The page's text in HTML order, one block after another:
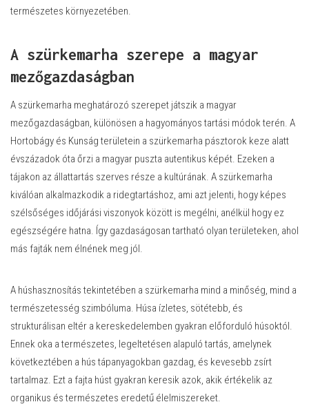
természetes környezetében.
A szürkemarha szerepe a magyar
mezőgazdaságban
A szürkemarha meghatározó szerepet játszik a magyar
mezőgazdaságban, különösen a hagyományos tartási módok terén. A
Hortobágy és Kunság területein a szürkemarha pásztorok keze alatt
évszázadok óta őrzi a magyar puszta autentikus képét. Ezeken a
tájakon az állattartás szerves része a kultúrának. A szürkemarha
kiválóan alkalmazkodik a ridegtartáshoz, ami azt jelenti, hogy képes
szélsőséges időjárási viszonyok között is megélni, anélkül hogy ez
egészségére hatna. Így gazdaságosan tartható olyan területeken, ahol
más fajták nem élnének meg jól.
A húshasznosítás tekintetében a szürkemarha mind a minőség, mind a
természetesség szimbóluma. Húsa ízletes, sötétebb, és
strukturálisan eltér a kereskedelemben gyakran előforduló húsoktól.
Ennek oka a természetes, legeltetésen alapuló tartás, amelynek
következtében a hús tápanyagokban gazdag, és kevesebb zsírt
tartalmaz. Ezt a fajta húst gyakran keresik azok, akik értékelik az
organikus és természetes eredetű élelmiszereket.